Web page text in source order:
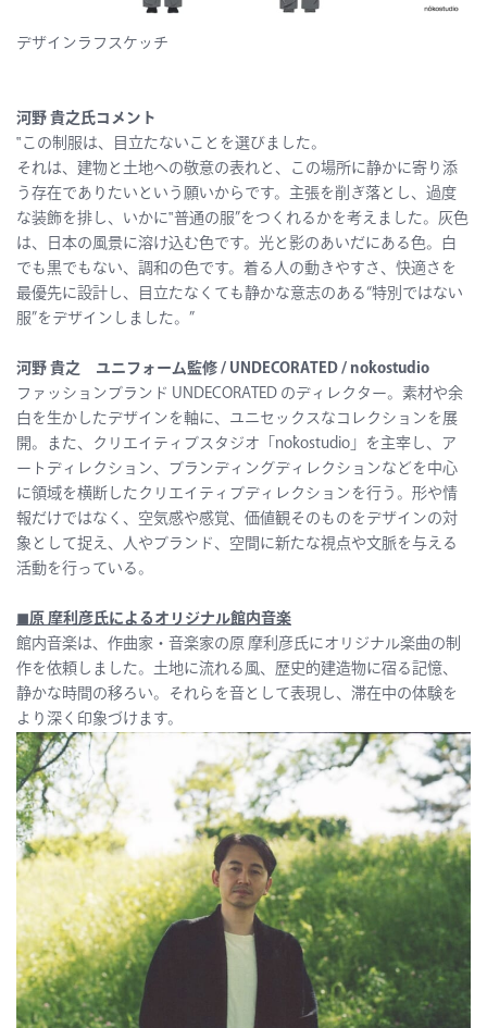
デザインラフスケッチ
河野 貴之氏コメント
‟この制服は、目立たないことを選びました。
それは、建物と土地への敬意の表れと、この場所に静かに寄り添
う存在でありたいという願いからです。主張を削ぎ落とし、過度
な装飾を排し、いかに‟普通の服”をつくれるかを考えました。灰色
は、日本の風景に溶け込む色です。光と影のあいだにある色。白
でも黒でもない、調和の色です。着る人の動きやすさ、快適さを
最優先に設計し、目立たなくても静かな意志のある“特別ではない
服”をデザインしました。”
河野 貴之 ユニフォーム監修 / UNDECORATED / nōkostudio
ファッションブランド UNDECORATED のディレクター。素材や余
白を生かしたデザインを軸に、ユニセックスなコレクションを展
開。また、クリエイティブスタジオ「nōkostudio」を主宰し、ア
ートディレクション、ブランディングディレクションなどを中心
に領域を横断したクリエイティブディレクションを行う。形や情
報だけではなく、空気感や感覚、価値観そのものをデザインの対
象として捉え、人やブランド、空間に新たな視点や文脈を与える
活動を行っている。
◼︎原 摩利彦氏によるオリジナル館内音楽
館内音楽は、作曲家・音楽家の原 摩利彦氏にオリジナル楽曲の制
作を依頼しました。土地に流れる風、歴史的建造物に宿る記憶、
静かな時間の移ろい。それらを音として表現し、滞在中の体験を
より深く印象づけます。